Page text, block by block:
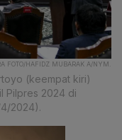
FOTO/HAFIDZ MUBARAK A/NYM.
(keempat kiri)
Pilpres 2024 di
4/2024).